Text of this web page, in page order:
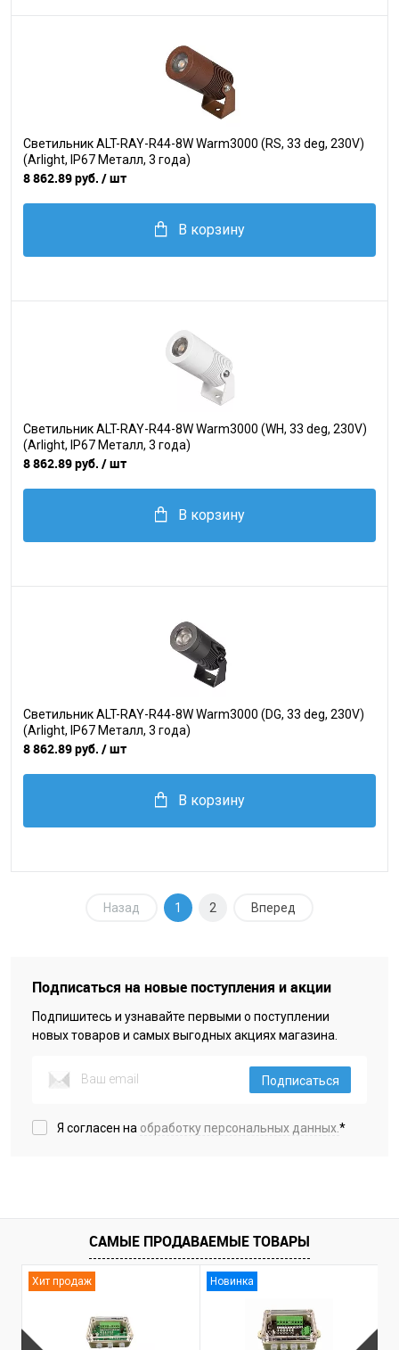
Светильник ALT-RAY-R44-8W Warm3000 (RS, 33 deg, 230V)
(Arlight, IP67 Металл, 3 года)
8 862.89 руб. / шт
В корзину
Светильник ALT-RAY-R44-8W Warm3000 (WH, 33 deg, 230V)
(Arlight, IP67 Металл, 3 года)
8 862.89 руб. / шт
В корзину
Светильник ALT-RAY-R44-8W Warm3000 (DG, 33 deg, 230V)
(Arlight, IP67 Металл, 3 года)
8 862.89 руб. / шт
В корзину
Назад 1 2 Вперед
Подписаться на новые поступления и акции
Подпишитесь и узнавайте первыми о поступлении
новых товаров и самых выгодных акциях магазина.
Подписаться
Я согласен на обработку персональных данных.*
САМЫЕ ПРОДАВАЕМЫЕ ТОВАРЫ
Хит продаж Новинка